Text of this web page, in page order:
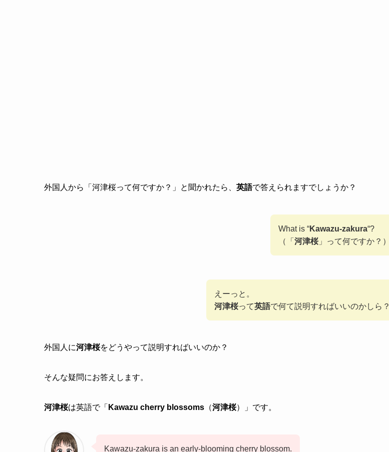
外国人から「河津桜って何ですか？」と聞かれたら、 英語で答えられますでしょうか？
What is “Kawazu-zakura“?
（「 河津桜」って何ですか？）
えーっと。
河津桜って英語で何て説明すればいいのかしら？
外国人に河津桜をどうやって説明すればいいのか？
そんな疑問にお答えします。
河津桜は英語で「 Kawazu cherry blossoms （河津桜）」です。
Kawazu-zakura is an early-blooming cherry blossom.